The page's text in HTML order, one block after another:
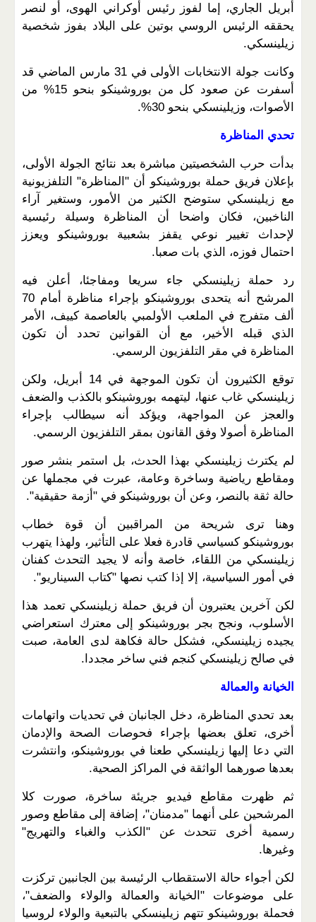
أبريل الجاري، إما لفوز رئيس أوكراني الهوى، أو لنصر
يحققه الرئيس الروسي بوتين على البلاد بفوز شخصية
زيلينسكي.
وكانت جولة الانتخابات الأولى في 31 مارس الماضي قد
أسفرت عن صعود كل من بوروشينكو بنحو 15% من
الأصوات، وزيلينسكي بنحو 30%.
تحدي المناظرة
بدأت حرب الشخصيتين مباشرة بعد نتائج الجولة الأولى،
بإعلان فريق حملة بوروشينكو أن "المناظرة" التلفزيونية
مع زيلينسكي ستوضح الكثير من الأمور، وستغير آراء
الناخبين، فكان واضحا أن المناظرة وسيلة رئيسية
لإحداث تغيير نوعي يقفز بشعبية بوروشينكو ويعزز
احتمال فوزه، الذي بات صعبا.
رد حملة زيلينسكي جاء سريعا ومفاجئا، أعلن فيه
المرشح أنه يتحدى بوروشينكو بإجراء مناظرة أمام 70
ألف متفرج في الملعب الأولمبي بالعاصمة كييف، الأمر
الذي قبله الأخير، مع أن القوانين تحدد أن تكون
المناظرة في مقر التلفزيون الرسمي.
توقع الكثيرون أن تكون الموجهة في 14 أبريل، ولكن
زيلينسكي غاب عنها، ليتهمه بوروشينكو بالكذب والضعف
والعجز عن المواجهة، ويؤكد أنه سيطالب بإجراء
المناظرة أصولا وفق القانون بمقر التلفزيون الرسمي.
لم يكترث زيلينسكي بهذا الحدث، بل استمر بنشر صور
ومقاطع رياضية وساخرة وعامة، عبرت في مجملها عن
حالة ثقة بالنصر، وعن أن بوروشينكو في "أزمة حقيقية".
وهنا ترى شريحة من المراقبين أن قوة خطاب
بوروشينكو كسياسي قادرة فعلا على التأثير، ولهذا يتهرب
زيلينسكي من اللقاء، خاصة وأنه لا يجيد التحدث كفنان
في أمور السياسية، إلا إذا كتب نصها "كتاب السيناريو".
لكن آخرين يعتبرون أن فريق حملة زيلينسكي تعمد هذا
الأسلوب، ونجح بجر بوروشينكو إلى معترك استعراضي
يجيده زيلينسكي، فشكل حالة فكاهة لدى العامة، صبت
في صالح زيلينسكي كنجم فني ساخر مجددا.
الخيانة والعمالة
بعد تحدي المناظرة، دخل الجانبان في تحديات واتهامات
أخرى، تعلق بعضها بإجراء فحوصات الصحة والإدمان
التي دعا إليها زيلينسكي طعنا في بوروشينكو، وانتشرت
بعدها صورهما الواثقة في المراكز الصحية.
ثم ظهرت مقاطع فيديو جريئة ساخرة، صورت كلا
المرشحين على أنهما "مدمنان"، إضافة إلى مقاطع وصور
رسمية أخرى تتحدث عن "الكذب والغباء والتهريج"
وغيرها.
لكن أجواء حالة الاستقطاب الرئيسة بين الجانبين تركزت
على موضوعات "الخيانة والعمالة والولاء والضعف"،
فحملة بوروشينكو تتهم زيلينسكي بالتبعية والولاء لروسيا